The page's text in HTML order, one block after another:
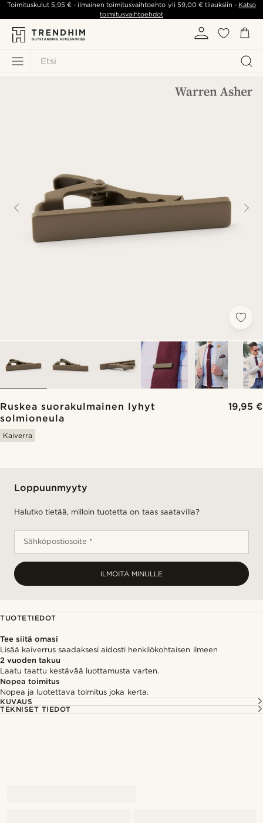
Etsi
Toimituskulut5,95 € - ilmainen toimitusvaihtoehto yli 59,00 €tilauksiin - Katso
toimitusvaihtoehdot
Ruskea suorakulmainen lyhyt
solmioneula
19,95 €
Kaiverra
Loppuunmyyty
Halutko tietää, milloin tuotetta on taas saatavilla?
Sähköpostiosoite *
ILMOITA MINULLE
TUOTETIEDOT
Tee siitä omasi
Lisää kaiverrus saadaksesi aidosti henkilökohtaisen ilmeen
2 vuoden takuu
Laatu taattu kestävää luottamusta varten.
Nopea toimitus
Nopea ja luotettava toimitus joka kerta.
KUVAUS
TEKNISET TIEDOT